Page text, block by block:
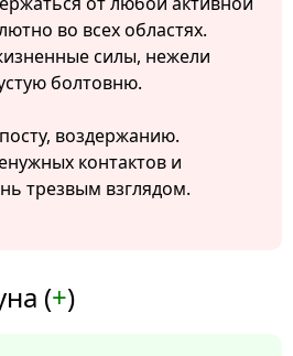
во всех областях.
силы, нежели
болтовню.
воздержанию.
контактов и
трезвым взглядом.
(+)